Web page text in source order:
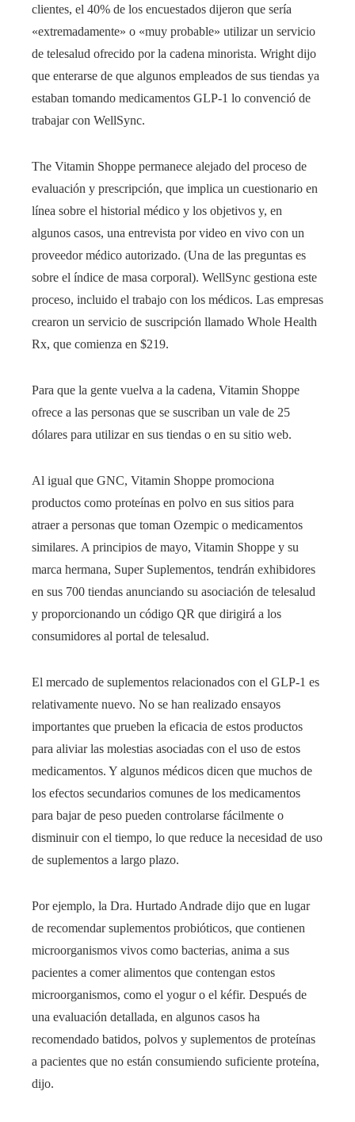
clientes, el 40% de los encuestados dijeron que sería
«extremadamente» o «muy probable» utilizar un servicio
de telesalud ofrecido por la cadena minorista. Wright dijo
que enterarse de que algunos empleados de sus tiendas ya
estaban tomando medicamentos GLP-1 lo convenció de
trabajar con WellSync.
The Vitamin Shoppe permanece alejado del proceso de
evaluación y prescripción, que implica un cuestionario en
línea sobre el historial médico y los objetivos y, en
algunos casos, una entrevista por video en vivo con un
proveedor médico autorizado. (Una de las preguntas es
sobre el índice de masa corporal). WellSync gestiona este
proceso, incluido el trabajo con los médicos. Las empresas
crearon un servicio de suscripción llamado Whole Health
Rx, que comienza en $219.
Para que la gente vuelva a la cadena, Vitamin Shoppe
ofrece a las personas que se suscriban un vale de 25
dólares para utilizar en sus tiendas o en su sitio web.
Al igual que GNC, Vitamin Shoppe promociona
productos como proteínas en polvo en sus sitios para
atraer a personas que toman Ozempic o medicamentos
similares. A principios de mayo, Vitamin Shoppe y su
marca hermana, Super Suplementos, tendrán exhibidores
en sus 700 tiendas anunciando su asociación de telesalud
y proporcionando un código QR que dirigirá a los
consumidores al portal de telesalud.
El mercado de suplementos relacionados con el GLP-1 es
relativamente nuevo. No se han realizado ensayos
importantes que prueben la eficacia de estos productos
para aliviar las molestias asociadas con el uso de estos
medicamentos. Y algunos médicos dicen que muchos de
los efectos secundarios comunes de los medicamentos
para bajar de peso pueden controlarse fácilmente o
disminuir con el tiempo, lo que reduce la necesidad de uso
de suplementos a largo plazo.
Por ejemplo, la Dra. Hurtado Andrade dijo que en lugar
de recomendar suplementos probióticos, que contienen
microorganismos vivos como bacterias, anima a sus
pacientes a comer alimentos que contengan estos
microorganismos, como el yogur o el kéfir. Después de
una evaluación detallada, en algunos casos ha
recomendado batidos, polvos y suplementos de proteínas
a pacientes que no están consumiendo suficiente proteína,
dijo.